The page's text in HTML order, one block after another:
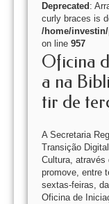
Deprecated :
curly braces is
/home/
on line 957
Oficina
a na
tir de
A Secretaria
Transição
Cultura, através
promove, entre
sextas-feiras,
Oficina de